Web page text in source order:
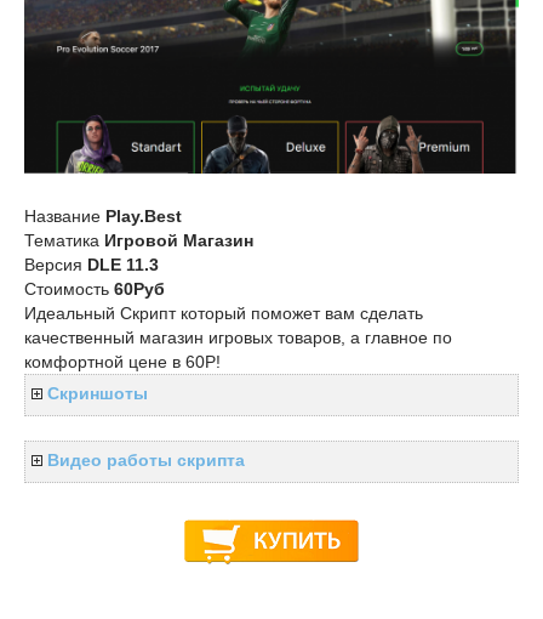
Название Play.Best
Тематика Игровой Магазин
Версия DLE 11.3
Стоимость 60Руб
Идеальный Скрипт который поможет вам сделать
качественный магазин игровых товаров, а главное по
комфортной цене в 60Р!
Скриншоты
Видео работы скрипта